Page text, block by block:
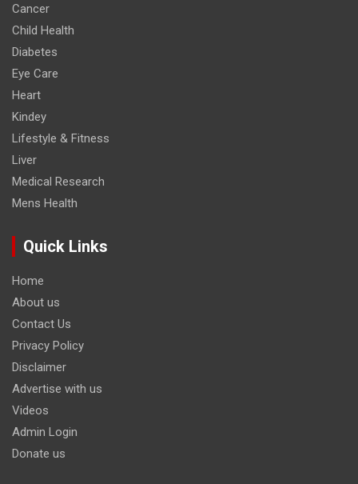
Cancer
Child Health
Diabetes
Eye Care
Heart
Kindey
Lifestyle & Fitness
Liver
Medical Research
Mens Health
Quick Links
Home
About us
Contact Us
Privacy Policy
Disclaimer
Advertise with us
Videos
Admin Login
Donate us